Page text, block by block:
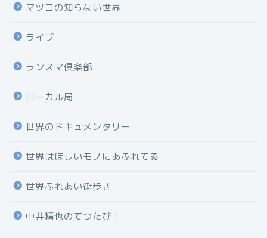
マツコの知らない世界
ライブ
ランスマ倶楽部
ローカル局
世界のドキュメンタリー
世界はほしいモノにあふれてる
世界ふれあい街歩き
中井精也のてつたび！